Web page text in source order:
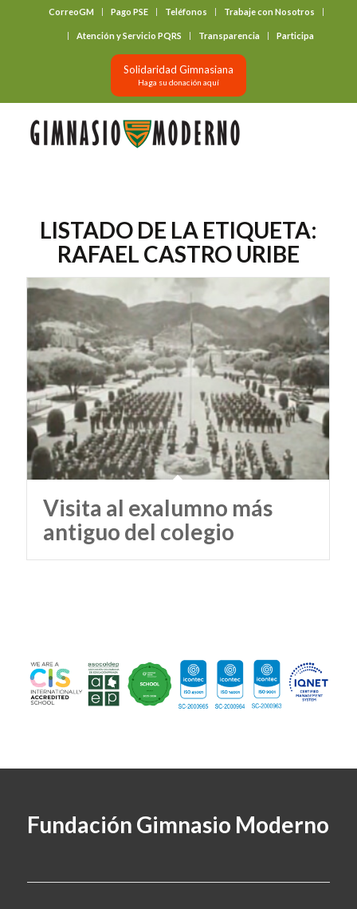
CorreoGM Pago PSE Teléfonos Trabaje con Nosotros
Atención y Servicio PQRS Transparencia Participa
Solidaridad Gimnasiana
Haga su donación aquí
LISTADO DE LA ETIQUETA:
RAFAEL CASTRO URIBE
Visita al exalumno más
antiguo del colegio
Fundación Gimnasio Moderno